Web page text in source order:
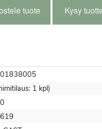
tuote Kysy
1 kpl)